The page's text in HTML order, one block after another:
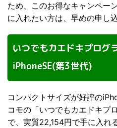
ため、このお得なキャンペー
に入れたい方は、早めの申し
いつでもカエドキプログ
iPhoneSE(第3世代)
コンパクトサイズが好評の
コモの「いつでもカエドキプ
で、実質22,154円で手に入れ